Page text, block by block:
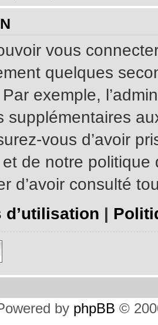
vous
quelques
exemple,
supplémentaires
vous d’avoir
et de notre
d’avoir consulté
|
by phpBB ©